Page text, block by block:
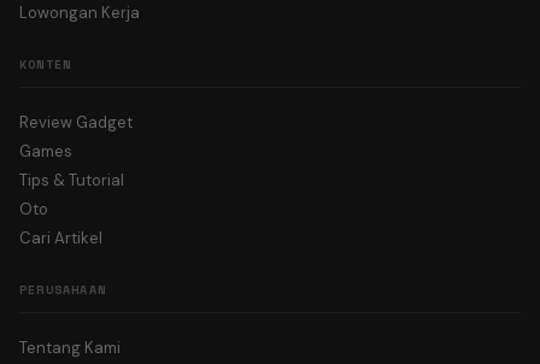
Lowongan Kerja
KONTEN
Review Gadget
Games
Tips & Tutorial
Oto
Cari Artikel
PERUSAHAAN
Tentang Kami